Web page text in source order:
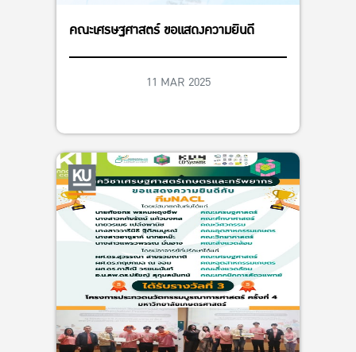
คณะเศรษฐศาสตร์ ขอแสดงความยินดี
11 MAR 2025